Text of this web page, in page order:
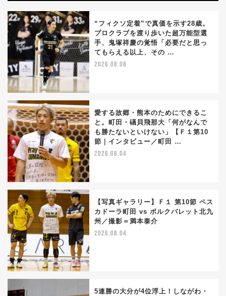
“フィクソ定着”で真価を示す28歳。
プロクラブを渡り歩いた超万能型選
手、鬼塚祥慶の覚悟「必要だと思っ
てもらえる以上、その …
2026.08.08
愛する故郷・熊本のためにできるこ
と。町田・礒貝飛那大「何がなんで
も勝たないといけない」【Ｆ１第10
節｜インタビュー／町田 …
2026.08.04
【写真ギャラリー】Ｆ１ 第10節 ペス
カドーラ町田 vs ボルクバレット北九
州／撮影＝満本泰介
2026.08.04
5連勝の大分が4位浮上！しながわ・